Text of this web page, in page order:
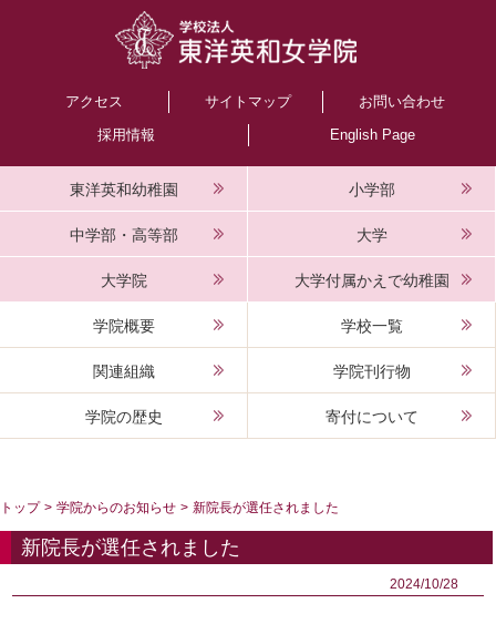
アクセス サイトマップ
お問い合わせ
採用情報
English Page
東洋英和幼稚園 小学部
中学部・高等部 大学
大学院 大学付属かえで幼稚園
学院概要 学校一覧
関連組織 学院刊行物
学院の歴史 寄付について
トップ > 学院からのお知らせ > 新院長が選任されました
新院長が選任されました
2024/10/28